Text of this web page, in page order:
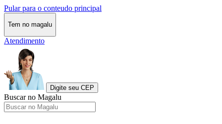
Pular para o conteudo principal
Tem no magalu
Atendimento
Digite seu CEP
Buscar no Magalu